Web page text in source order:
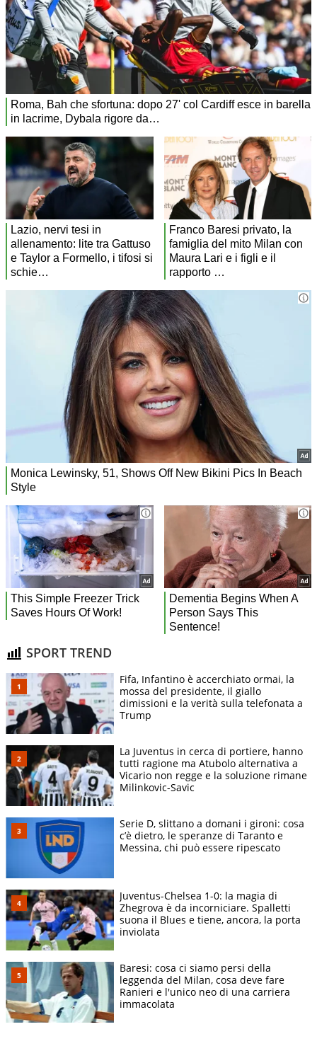
SPORT TREND
Fifa, Infantino è accerchiato ormai, la
mossa del presidente, il giallo
dimissioni e la verità sulla telefonata a
Trump
La Juventus in cerca di portiere, hanno
tutti ragione ma Atubolo alternativa a
Vicario non regge e la soluzione rimane
Milinkovic-Savic
Serie D, slittano a domani i gironi: cosa
c’è dietro, le speranze di Taranto e
Messina, chi può essere ripescato
Juventus-Chelsea 1-0: la magia di
Zhegrova è da incorniciare. Spalletti
suona il Blues e tiene, ancora, la porta
inviolata
Baresi: cosa ci siamo persi della
leggenda del Milan, cosa deve fare
Ranieri e l'unico neo di una carriera
immacolata